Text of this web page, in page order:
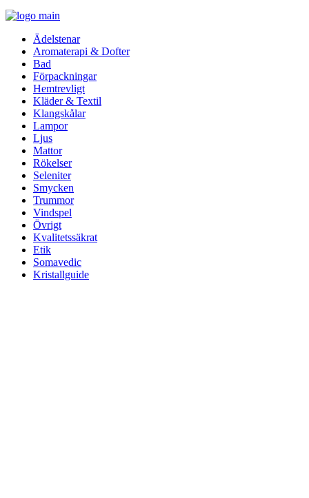
Ädelstenar
Aromaterapi & Dofter
Bad
Förpackningar
Hemtrevligt
Kläder & Textil
Klangskålar
Lampor
Ljus
Mattor
Rökelser
Seleniter
Smycken
Trummor
Vindspel
Övrigt
Kvalitetssäkrat
Etik
Somavedic
Kristallguide